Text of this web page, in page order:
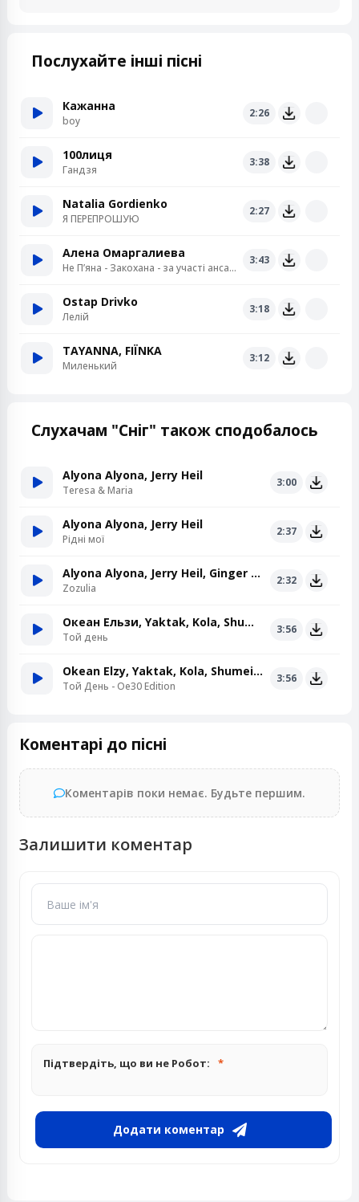
Послухайте інші пісні
Кажанна
boy
2:26
100лиця
Гандзя
3:38
Natalia Gordienko
Я ПЕРЕПРОШУЮ
2:27
Алена Омаргалиева
Не Пʼяна - Закохана - за участі ансамблю «Кралиця»
3:43
Ostap Drivko
Лелій
3:18
TAYANNA, FIЇNKA
Миленький
3:12
Слухачам "Сніг" також сподобалось
Alyona Alyona, Jerry Heil
Teresa & Maria
3:00
Alyona Alyona, Jerry Heil
Рідні мої
2:37
Alyona Alyona, Jerry Heil, Ginger Mane
Zozulia
2:32
Океан Ельзи, Yaktak, Kola, Shumei, Jerry Heil
Той день
3:56
Okean Elzy, Yaktak, Kola, Shumei, Jerry Heil
Той День - Oe30 Edition
3:56
Коментарі до пісні
Коментарів поки немає. Будьте першим.
Залишити коментар
Підтвердіть, що ви не Робот:
Додати коментар